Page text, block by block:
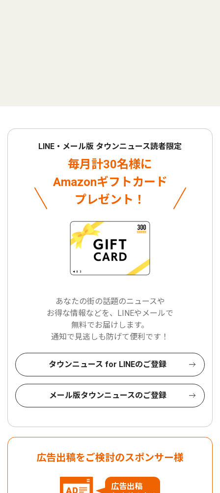
LINE・メール版 タウンニュース読者限定
毎月計30名様に
Amazonギフトカード
プレゼント！
あなたの街の話題のニュースや
お得な情報などを、LINEやメールで
無料でお届けします。
通知で見逃しも防げて便利です！
タウンニュース for LINEのご登録
メール版タウンニュースのご登録
広告出稿をご検討のスポンサー様
広告出稿